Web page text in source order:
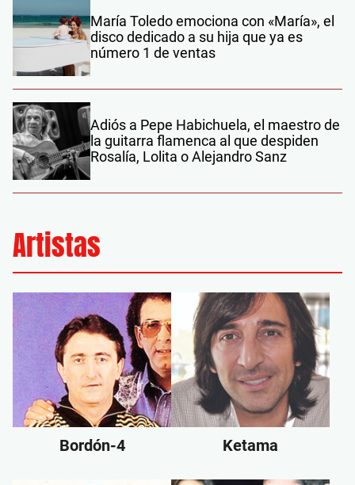
María Toledo emociona con «María», el
disco dedicado a su hija que ya es
número 1 de ventas
Adiós a Pepe Habichuela, el maestro de
la guitarra flamenca al que despiden
Rosalía, Lolita o Alejandro Sanz
Artistas
Bordón-4 Ketama